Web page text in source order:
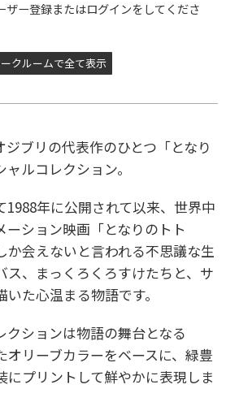
ザー登録またはログインをしてくださ
クルームで全て表示
ジブリの代表作のひとつ「となり
ルコレクション。
1988年に公開されて以来、世界中
ーション映画「となりのトト
か会えないと言われる不思議な生
ス、まっくろくろすけたちと、サ
た心温まる物語です。
クションは物語の舞台となる
オリーブカラーをベースに、緑豊
にプリントして鮮やかに表現しま